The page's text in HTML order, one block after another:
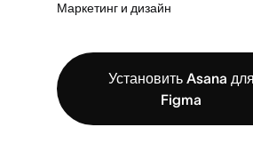
Маркетинг и дизайн
Установить Asana для
Figma